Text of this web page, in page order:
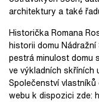
architektury a také
Historička Romana
historii domu Nádražní
pestrá minulost domu
ve výkladních skříních
Společenství vlastníků
webu k dispozici